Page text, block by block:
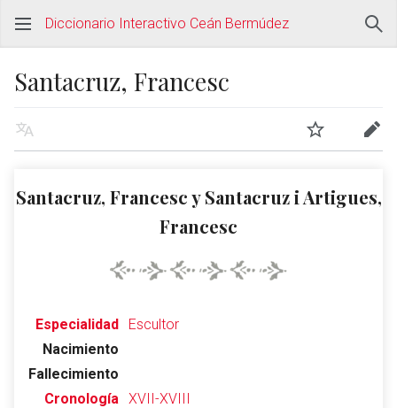
Diccionario Interactivo Ceán Bermúdez
Santacruz, Francesc
Santacruz, Francesc y Santacruz i Artigues,
Francesc
Especialidad
Escultor
Nacimiento
Fallecimiento
Cronología XVII-XVIII